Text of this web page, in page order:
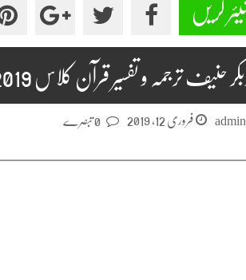
کریں
حنیف ترجمہ و تفسیر قرآن کلاس 2019-02-12
فروری 12, 2019